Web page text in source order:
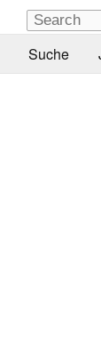
Suche